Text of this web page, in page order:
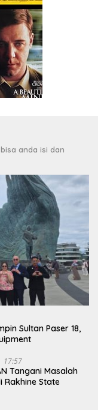
anda isi dan
Sultan Paser 18,
17:57
Tangani Masalah
Rakhine State